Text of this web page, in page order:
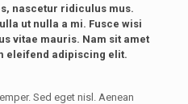
nascetur ridiculus mus.
ut nulla a mi. Fusce wisi
vitae mauris. Nam sit amet
eleifend adipiscing elit.
Sed eget nisl. Aenean